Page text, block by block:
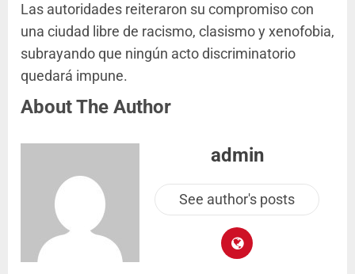
Las autoridades reiteraron su compromiso con
una ciudad libre de racismo, clasismo y xenofobia,
subrayando que ningún acto discriminatorio
quedará impune.
About The Author
admin
See author's posts